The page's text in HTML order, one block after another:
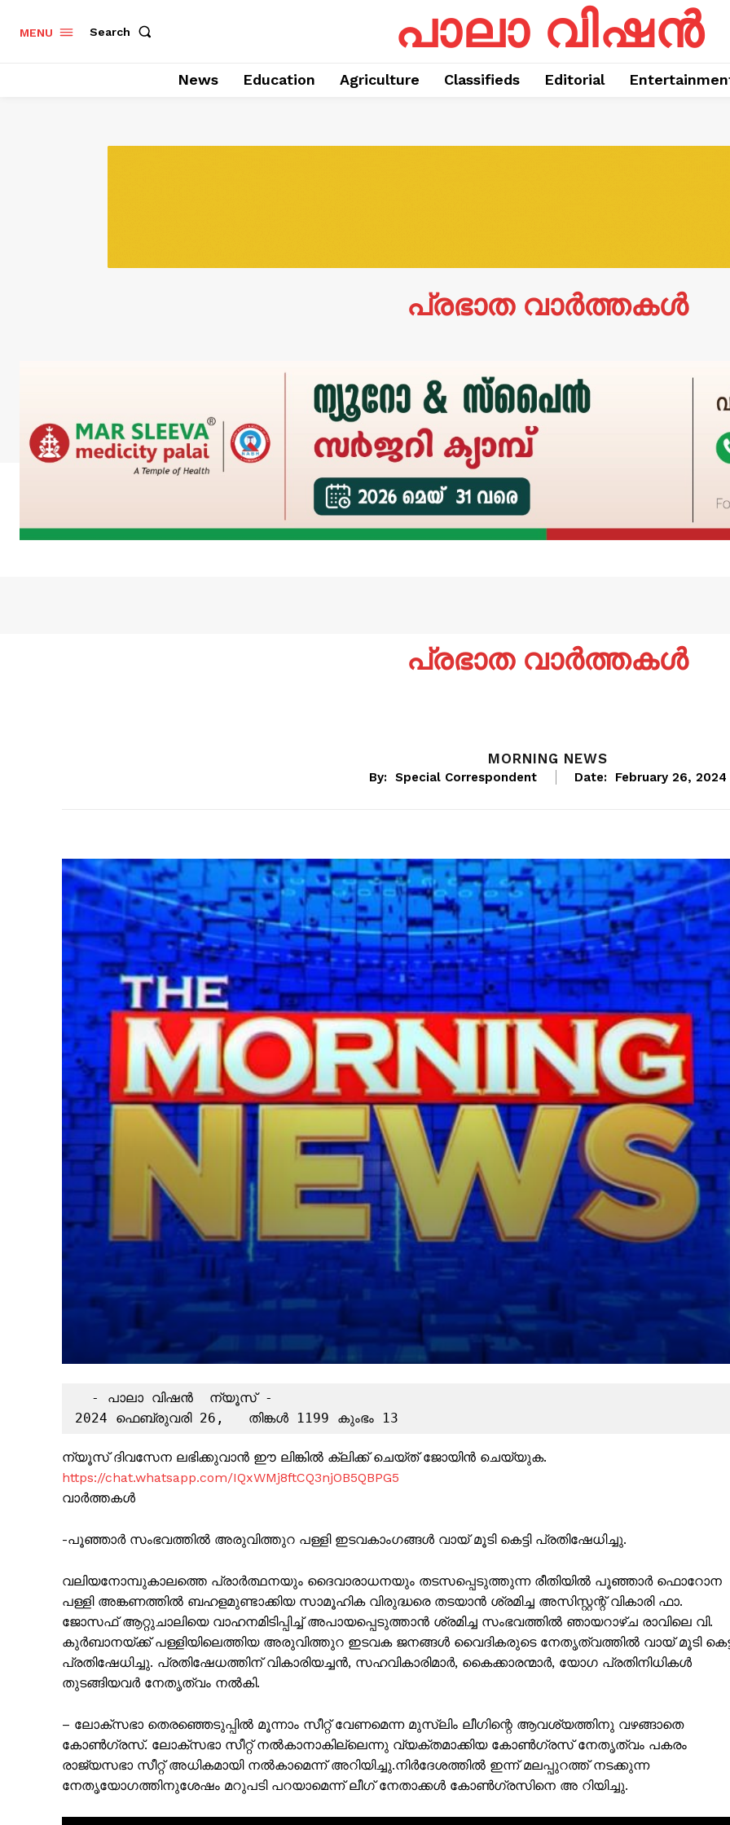
PALA VISION
PALA VISION
About
Contact us
MENU Search പാലാ വിഷൻ
News Education Agriculture Classifieds Editorial
പ്രഭാത വാർത്തകൾ
പ്രഭാത വാർത്തകൾ
MORNING NEWS
By: Special Correspondent Date: February 26, 2024
2024 ഫെബ്രുവരി 26,   തിങ്കൾ 1199 കുംഭം 13
ന്യൂസ് ദിവസേന ലഭിക്കുവാൻ ഈ ലിങ്കിൽ ക്ലിക്ക് ചെയ്ത് ജോയിൻ ചെയ്യുക.
https://chat.whatsapp.com/IQxWMj8ftCQ3njOB5QBPG5
വാർത്തകൾ
-പൂഞ്ഞാർ സംഭവത്തിൽ അരുവിത്തുറ പള്ളി ഇടവകാംഗങ്ങൾ വായ് മൂടി കെട്ടി പ്രതിഷേധിച്ചു.
വലിയനോമ്പുകാലത്തെ പ്രാർത്ഥനയും ദൈവാരാധനയും തടസപ്പെടുത്തുന്ന രീതിയിൽ പൂഞ്ഞാർ ഫൊറോന
പള്ളി അങ്കണത്തിൽ ബഹളമുണ്ടാക്കിയ സാമൂഹിക വിരുദ്ധരെ തടയാൻ ശ്രമിച്ച അസിസ്റ്റന്റ് വികാരി ഫാ.
ജോസഫ് ആറ്റുചാലിയെ വാഹനമിടിപ്പിച്ച് അപായപ്പെടുത്താൻ ശ്രമിച്ച സംഭവത്തിൽ ഞായറാഴ്ച രാവിലെ വി.
കുർബാനയ്ക്ക് പള്ളിയിലെത്തിയ അരുവിത്തുറ ഇടവക ജനങ്ങൾ വൈദികരുടെ നേതൃത്വത്തിൽ വായ് മൂടി
പ്രതിഷേധിച്ചു. പ്രതിഷേധത്തിന് വികാരിയച്ചൻ, സഹവികാരിമാർ, കൈക്കാരന്മാർ, യോഗ പ്രതിനിധികൾ
തുടങ്ങിയവർ നേതൃത്വം നൽകി.
– ലോക്സഭാ തെരഞ്ഞെടുപ്പിൽ മൂന്നാം സീറ്റ് വേണമെന്ന മുസ്‌ലിം ലീഗിന്റെ ആവശ്യത്തിനു വഴങ്ങാതെ
കോൺഗ്രസ്. ലോക്സഭാ സീറ്റ് നൽകാനാകില്ലെന്നു വ്യക്തമാക്കിയ കോൺഗ്രസ് നേതൃത്വം പകരം
രാജ്യസഭാ സീറ്റ് അധികമായി നൽകാമെന്ന് അറിയിച്ചു.നിർദേശത്തിൽ ഇന്ന് മലപ്പുറത്ത് നടക്കുന്ന
നേതൃയോഗത്തിനുശേഷം മറുപടി പറയാമെന്ന് ലീഗ് നേതാക്കൾ കോൺഗ്രസിനെ അ റിയിച്ചു.